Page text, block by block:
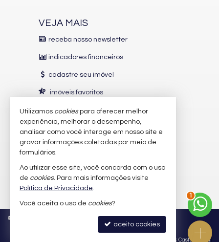
VEJA MAIS
receba nosso newsletter
indicadores financeiros
cadastre seu imóvel
imóveis favoritos
mapa de imóveis
INDICADORESFINANCEIROS
CUB /
Dólar Comercial
Euro
© Política de Privacidade
Site para imobiliárias: Castel Digital
2
Utilizamos cookiespara oferecer melhor
experiência, melhorar o desempenho,
analisar como você interage em nosso site e
gravar informações coletadas por meio de
formulários.
Ao utilizar esse site, você concorda com o uso
de cookies. Para mais informações visite
Política de Privacidade.
Você aceita o uso de cookies?
aceito cookies